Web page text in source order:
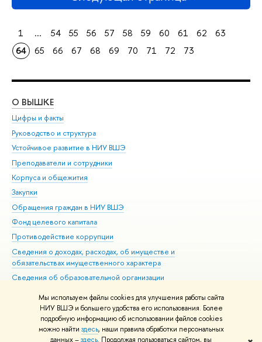
Мы используем файлы cookies для улучшения работы сайта
НИУ ВШЭ и большего удобства его использования. Более
подробную информацию об использовании файлов cookies
можно найти здесь, наши правила обработки персональных
данных –здесь. Продолжая пользоваться сайтом, вы
1 ... 54 55 56 57 58 59 60 61 62
63
64
65 66 67 68 69 70 71 72 73
О ВЫШКЕ
Цифры и факты
Руководство и структура
Устойчивое развитие в НИУ ВШЭ
Преподаватели и сотрудники
Корпуса и общежития
Закупки
Обращения граждан в НИУ ВШЭ
Фонд целевого капитала
Противодействие коррупции
Сведения о доходах, расходах, об имуществе и
обязательствах имущественного характера
Сведения об образовательной организации
Людям с ограниченными возможностями здоровья
Единая платежная страница
Работа в Вышке